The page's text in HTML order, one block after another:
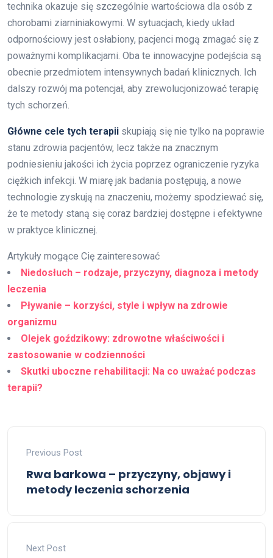
technika okazuje się szczególnie wartościowa dla osób z
chorobami ziarniniakowymi. W sytuacjach, kiedy układ
odpornościowy jest osłabiony, pacjenci mogą zmagać się z
poważnymi komplikacjami. Oba te innowacyjne podejścia są
obecnie przedmiotem intensywnych badań klinicznych. Ich
dalszy rozwój ma potencjał, aby zrewolucjonizować terapię
tych schorzeń.
Główne cele tych terapii skupiają się nie tylko na poprawie
stanu zdrowia pacjentów, lecz także na znacznym
podniesieniu jakości ich życia poprzez ograniczenie ryzyka
ciężkich infekcji. W miarę jak badania postępują, a nowe
technologie zyskują na znaczeniu, możemy spodziewać się,
że te metody staną się coraz bardziej dostępne i efektywne
w praktyce klinicznej.
Artykuły mogące Cię zainteresować
Niedosłuch – rodzaje, przyczyny, diagnoza i metody
leczenia
Pływanie – korzyści, style i wpływ na zdrowie
organizmu
Olejek goździkowy: zdrowotne właściwości i
zastosowanie w codzienności
Skutki uboczne rehabilitacji: Na co uważać podczas
terapii?
Previous Post
Rwa barkowa – przyczyny, objawy i
metody leczenia schorzenia
Next Post